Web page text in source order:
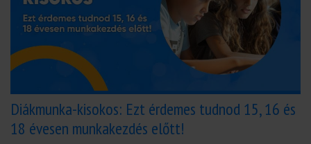
Diákmunka-kisokos: Ezt érdemes tudnod 15, 16 és
18 évesen munkakezdés előtt!